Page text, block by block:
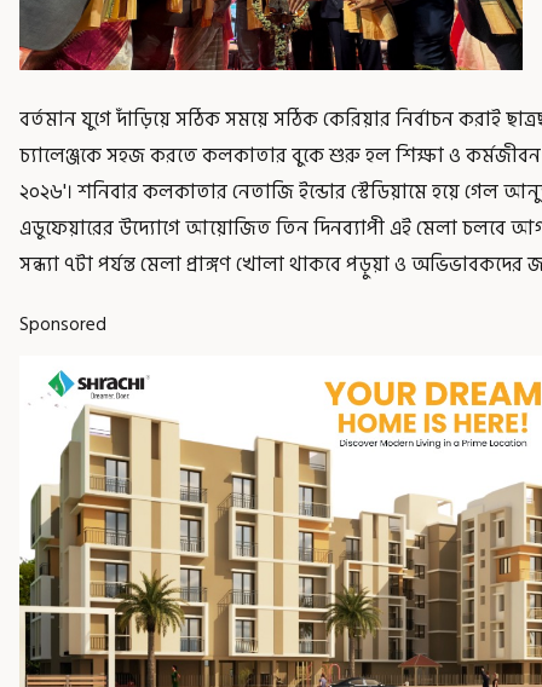
বর্তমান যুগে দাঁড়িয়ে সঠিক সময়ে সঠিক কেরিয়ার নির্বাচন করাই
চ্যালেঞ্জকে সহজ করতে কলকাতার বুকে শুরু হল শিক্ষা ও
২০২৬'। শনিবার কলকাতার নেতাজি ইন্ডোর স্টেডিয়ামে হয়ে গেল
এডুফেয়ারের উদ্যোগে আয়োজিত তিন দিনব্যাপী এই মেলা চলবে
সন্ধ্যা ৭টা পর্যন্ত মেলা প্রাঙ্গণ খোলা থাকবে পড়ুয়া ও অভিভাবকদের
Sponsored